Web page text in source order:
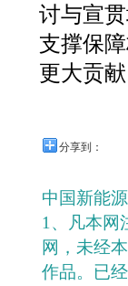
讨与宣
支撑保
更大贡献
分享到：
中国新能
1、凡本网
网，未经
作品。已